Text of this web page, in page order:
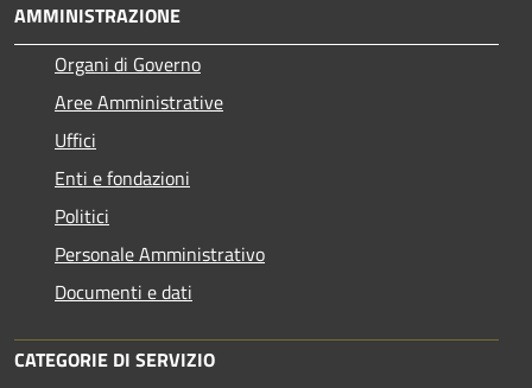
AMMINISTRAZIONE
Organi di Governo
Aree Amministrative
Uffici
Enti e fondazioni
Politici
Personale Amministrativo
Documenti e dati
CATEGORIE DI SERVIZIO